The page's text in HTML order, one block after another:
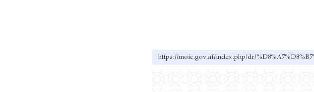
https://moic.gov.af/index.php/dr/